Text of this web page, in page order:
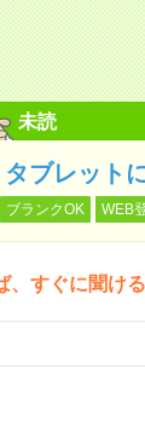
未読
ブレット
ブランクOK WEB
、すぐに聞け